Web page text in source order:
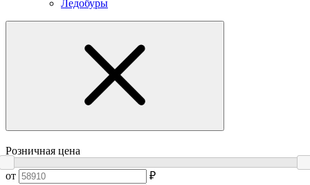
Ледобуры
Розничная цена
от
₽